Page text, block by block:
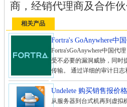
商，经销代理商及合作伙
相关产品
Fortra's GoAnywhere中
Fortra'sGoAnywhere中国代
受不必要的漏洞威胁，同时
传输。 通过详细的审计日
Undelete 购买销售报价
从服务器到台式机再到虚拟